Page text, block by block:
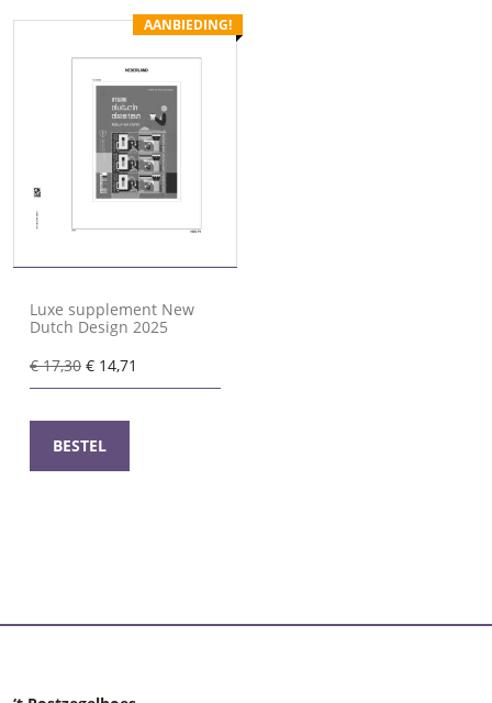
AANBIEDING!
Luxe supplement New
Dutch Design 2025
€17,30 Oorspronkelijke
prijs
€ 17,30.
€ 14,71
prijs
BESTEL